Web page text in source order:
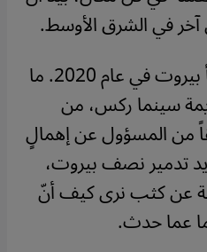
في الشرق الأوسط.
انظر مثلاً إلى انفجار مرفأ بيروت في عام 2020. ما
سينما ركس، من
من المسؤول عن إهمالٍ
تدمير نصف بيروت،
عن كثب نرى كيف أنّ
عما حدث.